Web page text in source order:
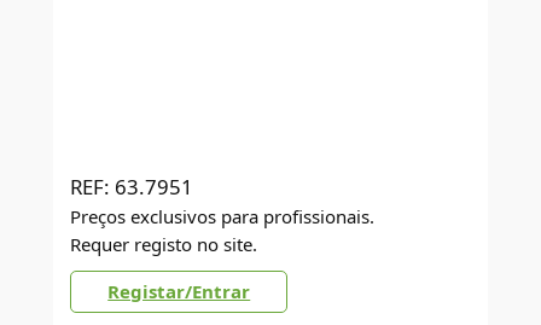
REF: 63.7951
Preços exclusivos para profissionais.
Requer registo no site.
Registar/Entrar